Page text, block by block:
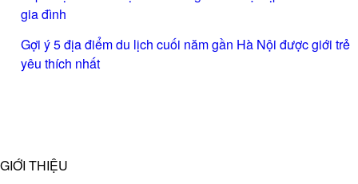
gia đình
Gợi ý 5 địa điểm du lịch cuối năm gần Hà Nội được giới trẻ
yêu thích nhất
GIỚI THIỆU